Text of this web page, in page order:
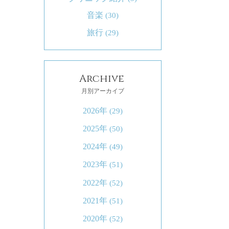
音楽 (30)
旅行 (29)
Archive
月別アーカイブ
2026年 (29)
2025年 (50)
2024年 (49)
2023年 (51)
2022年 (52)
2021年 (51)
2020年 (52)